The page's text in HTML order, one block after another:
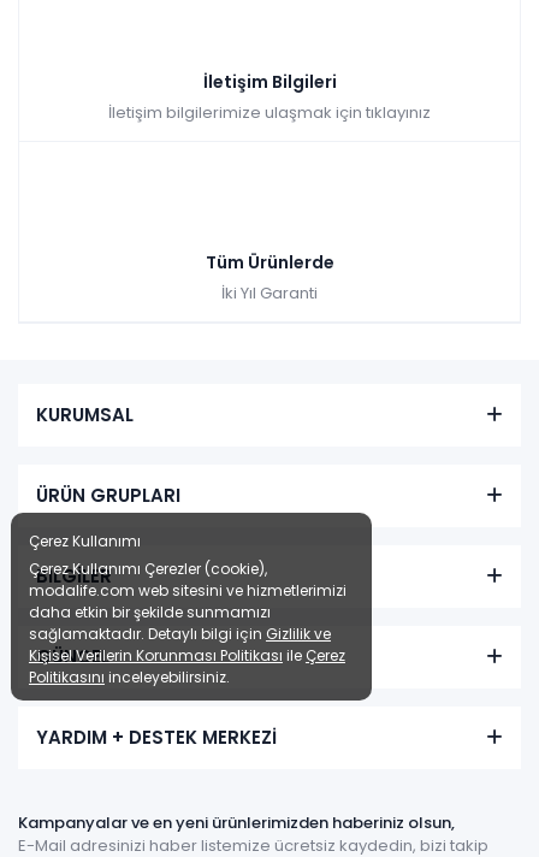
İletişim Bilgileri
İletişim bilgilerimize ulaşmak için tıklayınız
Tüm Ürünlerde
İki Yıl Garanti
KURUMSAL
ÜRÜN GRUPLARI
BİLGİLER
GÜNCEL
YARDIM + DESTEK MERKEZİ
Kampanyalar ve en yeni ürünlerimizden haberiniz olsun,
E-Mail adresinizi haber listemize ücretsiz kaydedin, bizi takip
Çerez Kullanımı
Çerez Kullanımı Çerezler (cookie),
modalife.com web sitesini ve hizmetlerimizi
daha etkin bir şekilde sunmamızı
sağlamaktadır. Detaylı bilgi için Gizlilik ve
Kişisel Verilerin Korunması Politikası ile Çerez
Politikasını inceleyebilirsiniz.